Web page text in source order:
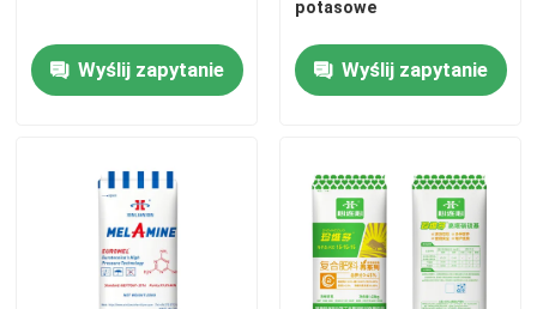
Wyślij zapytanie
potasowe
Wyślij zapytanie